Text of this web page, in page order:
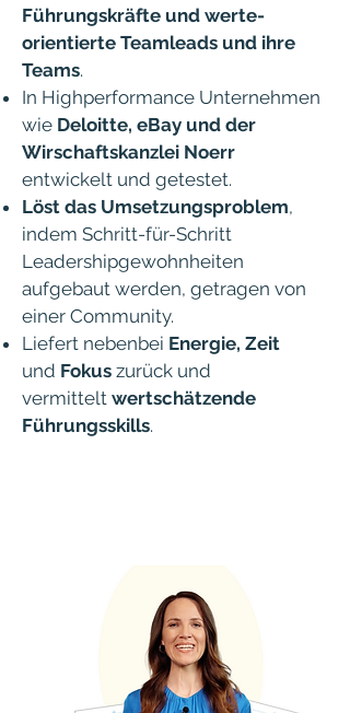
Führungskräfte und werte-
orientierte Teamleads und ihre
Teams.
In Highperformance Unternehmen
wie Deloitte, eBay und der
Wirschaftskanzlei Noerr
entwickelt und getestet.
Löst das Umsetzungsproblem,
indem Schritt-für-Schritt
Leadershipgewohnheiten
aufgebaut werden, getragen von
einer Community.
Liefert nebenbei Energie, Zeit
und Fokus zurück und
vermittelt wertschätzende
Führungsskills.